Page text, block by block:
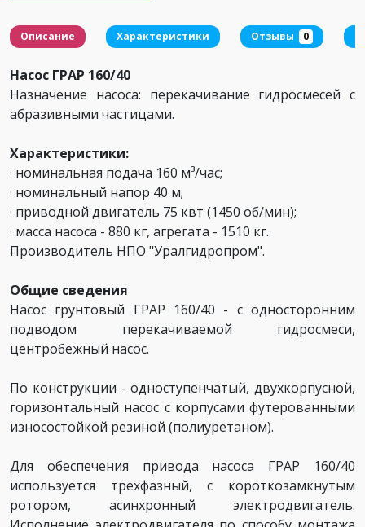
Описание Характеристики Отзывы 0
Насос ГРАР 160/40
Назначение насоса: перекачивание гидросмесей с
абразивными частицами.
Характеристики:
· номинальная подача 160 м³/час;
· номинальный напор 40 м;
· приводной двигатель 75 квт (1450 об/мин);
· масса насоса - 880 кг, агрегата - 1510 кг.
Производитель НПО "Уралгидропром".
Общие сведения
Насос грунтовый ГРАР 160/40 - с односторонним
подводом перекачиваемой гидросмеси,
центробежный насос.
По конструкции - одноступенчатый, двухкорпусной,
горизонтальный насос с корпусами футерованными
износостойкой резиной (полиуретаном).
Для обеспечения привода насоса ГРАР 160/40
используется трехфазный, с короткозамкнутым
ротором, асинхронный электродвигатель.